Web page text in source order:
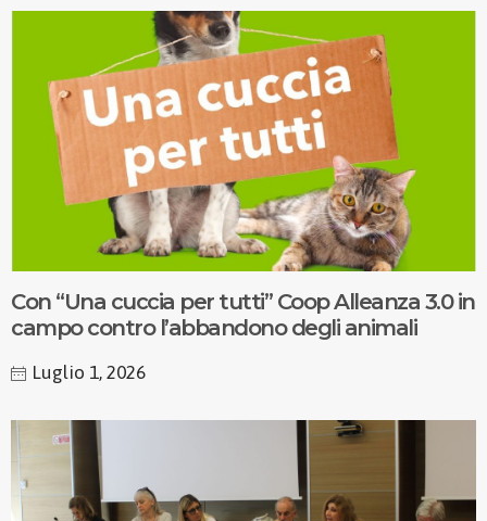
Con “Una cuccia per tutti” Coop Alleanza 3.0 in
campo contro l’abbandono degli animali
Luglio 1, 2026